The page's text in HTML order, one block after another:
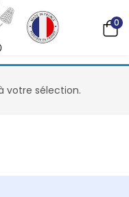
0
votre sélection.